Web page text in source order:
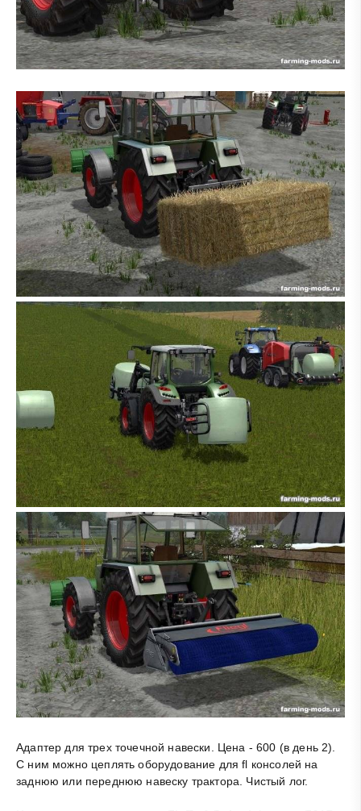
Адаптер для трех точечной навески. Цена - 600 (в день 2).
С ним можно цеплять оборудование для fl консолей на
заднюю или переднюю навеску трактора. Чистый лог.